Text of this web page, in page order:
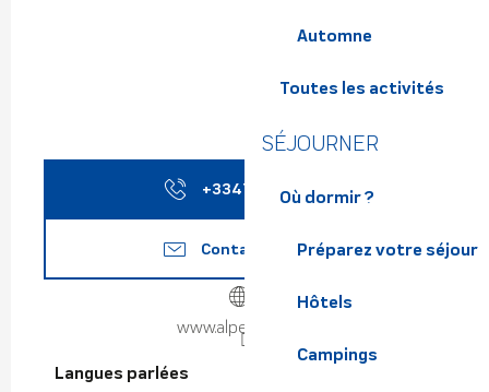
Automne
Toutes les activités
SÉJOURNER
Où dormir ?
Préparez votre séjour
Hôtels
Campings
+334764522 ▒▒
Contactez-nous
www.alpette.com
Langues parlées
Langues parlées